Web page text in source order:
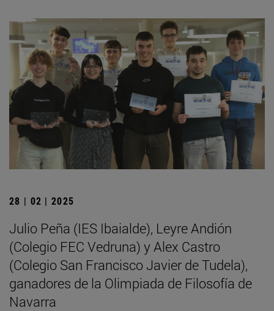
28 | 02 | 2025
Julio Peña (IES Ibaialde), Leyre Andión
(Colegio FEC Vedruna) y Alex Castro
(Colegio San Francisco Javier de Tudela),
ganadores de la Olimpiada de Filosofía de
Navarra